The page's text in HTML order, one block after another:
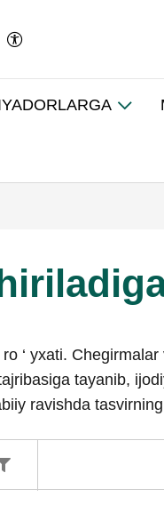
‘ yxati.
tayanib,
ravishda